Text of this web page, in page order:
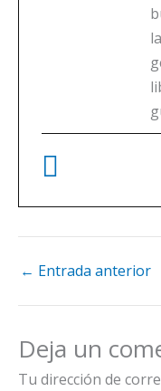
← Entrada anterior
Deja un
Tu dirección de